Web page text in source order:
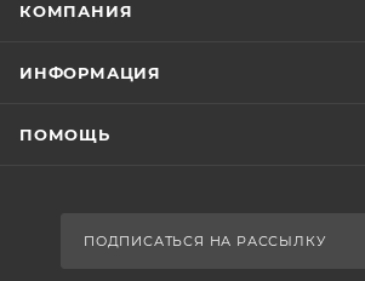
КОМПАНИЯ
ИНФОРМАЦИЯ
ПОМОЩЬ
ПОДПИСАТЬСЯ НА РАССЫЛКУ